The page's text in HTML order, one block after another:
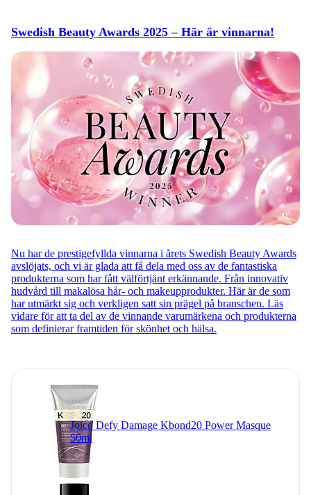
Swedish Beauty Awards 2025 – Här är vinnarna!
Nu har de prestigefyllda vinnarna i årets Swedish Beauty Awards
avslöjats, och vi är glada att få dela med oss av de fantastiska
produkterna som har fått välförtjänt erkännande. Från innovativ
hudvård till makalösa hår- och makeupprodukter. Här är de som
har utmärkt sig och verkligen satt sin prägel på branschen. Läs
vidare för att ta del av de vinnande varumärkena och produkterna
som definierar framtiden för skönhet och hälsa.
Joico Defy Damage Kbond20 Power Masque
50ml